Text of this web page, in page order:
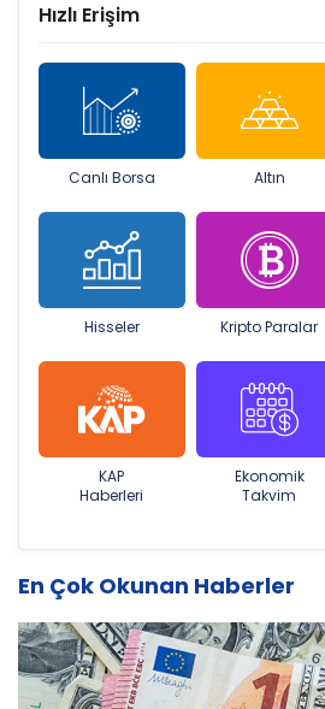
Hızlı Erişim
Canlı Borsa Altın
Hisseler Kripto Paralar
KAP
Haberleri
Ekonomik
Takvim
En Çok Okunan Haberler